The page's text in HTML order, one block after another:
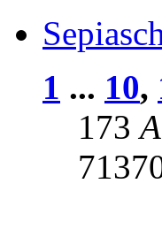
1 ... 10,
173